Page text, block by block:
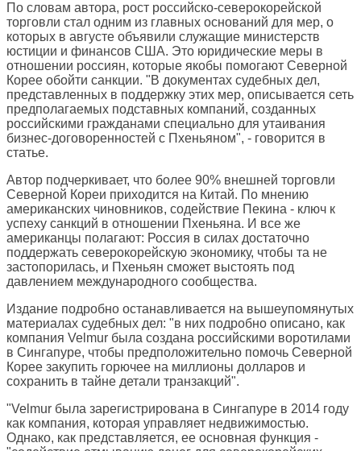
По словам автора, рост российско-северокорейской
торговли стал одним из главных оснований для мер, о
которых в августе объявили служащие министерств
юстиции и финансов США. Это юридические меры в
отношении россиян, которые якобы помогают Северной
Корее обойти санкции. "В документах судебных дел,
представленных в поддержку этих мер, описывается сеть
предполагаемых подставных компаний, созданных
российскими гражданами специально для утаивания
бизнес-договоренностей с Пхеньяном", - говорится в
статье.
Автор подчеркивает, что более 90% внешней торговли
Северной Кореи приходится на Китай. По мнению
американских чиновников, содействие Пекина - ключ к
успеху санкций в отношении Пхеньяна. И все же
американцы полагают: Россия в силах достаточно
поддержать северокорейскую экономику, чтобы та не
застопорилась, и Пхеньян сможет выстоять под
давлением международного сообщества.
Издание подробно останавливается на вышеупомянутых
материалах судебных дел: "в них подробно описано, как
компания Velmur была создана российскими воротилами
в Сингапуре, чтобы предположительно помочь Северной
Корее закупить горючее на миллионы долларов и
сохранить в тайне детали транзакций".
"Velmur была зарегистрирована в Сингапуре в 2014 году
как компания, которая управляет недвижимостью.
Однако, как представляется, ее основная функция -